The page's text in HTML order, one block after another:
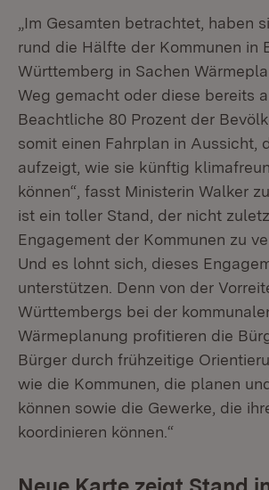
„Im Gesamten betrachtet, haben
rund die Hälfte der Kommunen in
Württemberg in Sachen
Weg gemacht oder diese bereits
Beachtliche 80 Prozent der
somit einen Fahrplan in Aussicht,
aufzeigt, wie sie künftig
können“, fasst Ministerin Walker
ist ein toller Stand, der nicht
Engagement der Kommunen zu
Und es lohnt sich, dieses
unterstützen. Denn von der
Württembergs bei der
Wärmeplanung profitieren die
Bürger durch frühzeitige
wie die Kommunen, die planen
können sowie die Gewerke, die
koordinieren können.“